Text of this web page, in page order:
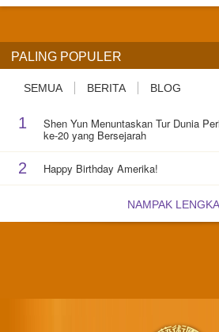
PALING POPULER
SEMUA BERITA BLOG
1 Shen Yun Menuntaskan Tur Dunia
ke-20 yang Bersejarah
2 Happy Birthday Amerika!
NAMPAK